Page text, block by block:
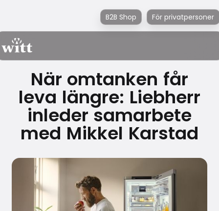
B2B Shop För privatpersoner
När omtanken får
leva längre: Liebherr
inleder samarbete
med Mikkel Karstad